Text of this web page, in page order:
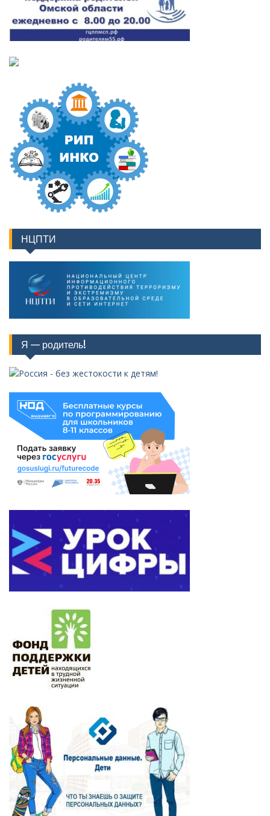
НЦПТИ
Я — родитель!